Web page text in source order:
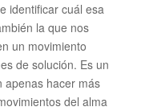
identificar cuál esa
la que nos
un movimiento
de solución. Es un
apenas hacer más
del alma